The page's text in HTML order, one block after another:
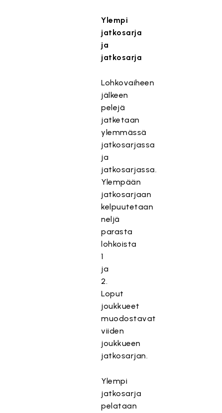
Ylempi
jatkosarja
ja
jatkosarja
Lohkovaiheen
jälkeen
pelejä
jatketaan
ylemmässä
jatkosarjassa
ja
jatkosarjassa.
Ylempään
jatkosarjaan
kelpuutetaan
neljä
parasta
lohkoista
1
ja
2.
Loput
joukkueet
muodostavat
viiden
joukkueen
jatkosarjan.
Ylempi
jatkosarja
pelataan